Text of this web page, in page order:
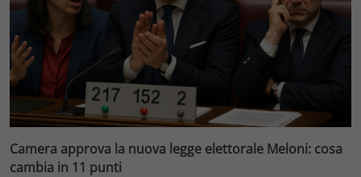
Camera approva la nuova legge elettorale Meloni: cosa
cambia in 11 punti